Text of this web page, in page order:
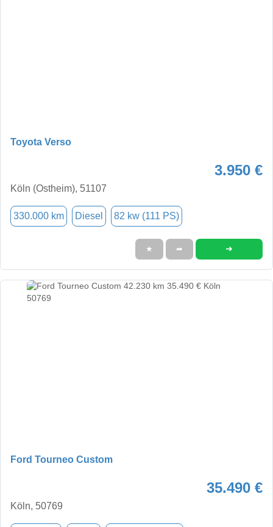
Toyota Verso
3.950 €
Köln (Ostheim), 51107
330.000 km Diesel 82 kw (111 PS)
★ ➦ ➜
Ford Tourneo Custom
35.490 €
Köln, 50769